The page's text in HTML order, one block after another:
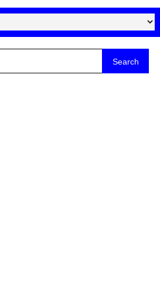
Search